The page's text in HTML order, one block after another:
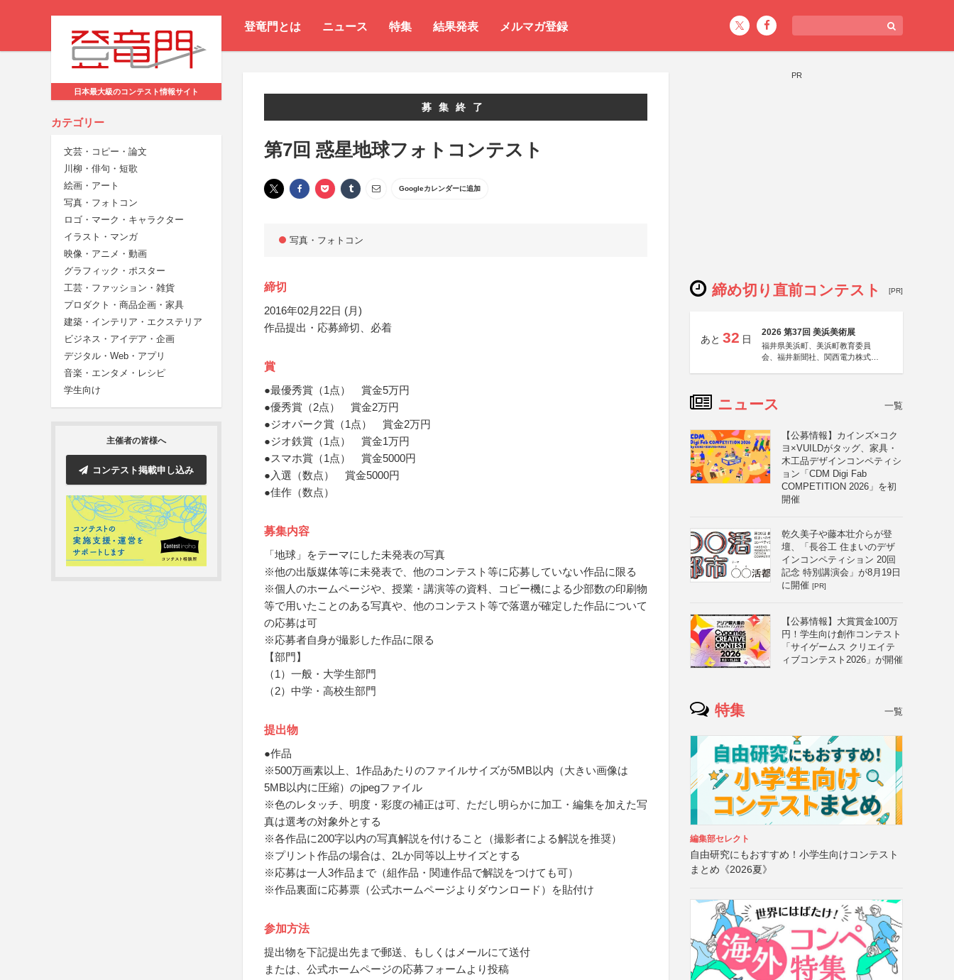
登竜門とは ニュース 特集 結果発表 メルマガ登録
日本最大級のコンテスト情報サイト
カテゴリー
文芸・コピー・論文
川柳・俳句・短歌
絵画・アート
写真・フォトコン
ロゴ・マーク・キャラクター
イラスト・マンガ
映像・アニメ・動画
グラフィック・ポスター
工芸・ファッション・雑貨
プロダクト・商品企画・家具
建築・インテリア・エクステリア
ビジネス・アイデア・企画
デジタル・Web・アプリ
音楽・エンタメ・レシピ
学生向け
主催者の皆様へ
コンテスト掲載申し込み
募集終了
第7回 惑星地球フォトコンテスト
Googleカレンダーに追加
写真・フォトコン
締切
2016年02月22日 (月)
作品提出・応募締切、必着
賞
●最優秀賞（1点） 賞金5万円
●優秀賞（2点） 賞金2万円
●ジオパーク賞（1点） 賞金2万円
●ジオ鉄賞（1点） 賞金1万円
●スマホ賞（1点） 賞金5000円
●入選（数点） 賞金5000円
●佳作（数点）
募集内容
「地球」をテーマにした未発表の写真
※他の出版媒体等に未発表で、他のコンテスト等に応募していない作品に限る
※個人のホームページや、授業・講演等の資料、コピー機による少部数の印刷物
等で用いたことのある写真や、他のコンテスト等で落選が確定した作品について
の応募は可
※応募者自身が撮影した作品に限る
【部門】
（1）一般・大学生部門
（2）中学・高校生部門
提出物
●作品
※500万画素以上、1作品あたりのファイルサイズが5MB以内（大きい画像は
5MB以内に圧縮）のjpegファイル
※色のレタッチ、明度・彩度の補正は可、ただし明らかに加工・編集を加えた写
真は選考の対象外とする
※各作品に200字以内の写真解説を付けること（撮影者による解説を推奨）
※プリント作品の場合は、2Lか同等以上サイズとする
※応募は一人3作品まで（組作品・関連作品で解説をつけても可）
※作品裏面に応募票（公式ホームページよりダウンロード）を貼付け
参加方法
提出物を下記提出先まで郵送、もしくはメールにて送付
または、公式ホームページの応募フォームより投稿
PR
締め切り直前コンテスト [PR]
あと 32 日
2026 第37回 美浜美術展
福井県美浜町、美浜町教育委員
会、福井新聞社、関西電力株式会
ニュース 一覧
【公募情報】カインズ×コク
ヨ×VUILDがタッグ、家具・
木工品デザインコンペティシ
ョン「CDM Digi Fab
COMPETITION 2026」を初
開催
乾久美子や藤本壮介らが登
壇、「長谷工 住まいのデザ
インコンペティション 20回
記念 特別講演会」が8月19日
に開催 [PR]
【公募情報】大賞賞金100万
円！学生向け創作コンテスト
「サイゲームス クリエイテ
ィブコンテスト2026」が開催
特集 一覧
編集部セレクト
自由研究にもおすすめ！小学生向けコンテスト
まとめ《2026夏》